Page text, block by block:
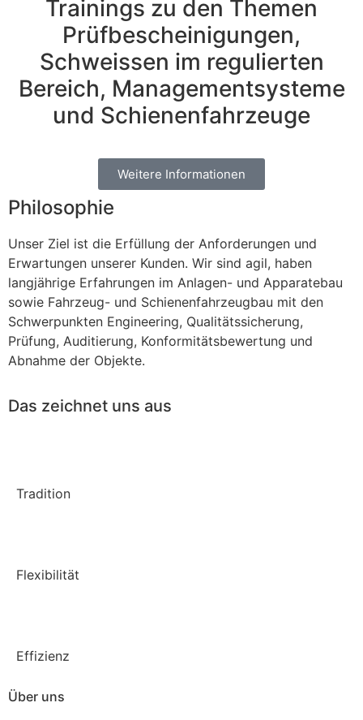
Trainings zu den Themen
Prüfbescheinigungen,
Schweissen im regulierten
Bereich, Managementsysteme
und Schienenfahrzeuge
Weitere Informationen
Philosophie
Unser Ziel ist die Erfüllung der Anforderungen und
Erwartungen unserer Kunden. Wir sind agil, haben
langjährige Erfahrungen im Anlagen- und Apparatebau
sowie Fahrzeug- und Schienenfahrzeugbau mit den
Schwerpunkten Engineering, Qualitätssicherung,
Prüfung, Auditierung, Konformitätsbewertung und
Abnahme der Objekte.
Das zeichnet uns aus
Tradition
Flexibilität
Effizienz
Über uns